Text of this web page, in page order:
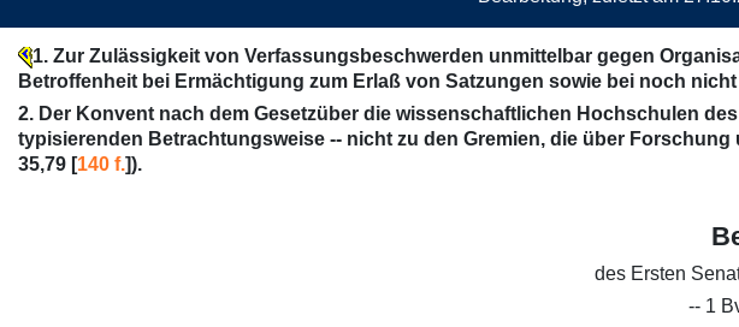
1. Zur Zulässigkeit von Verfassungsbeschwerden unmittelbar gegen
Betroffenheit bei Ermächtigung zum Erlaß von Satzungen sowie bei noch
2. Der Konvent nach dem Gesetzüber die wissenschaftlichen Hochschulen
typisierenden Betrachtungsweise -- nicht zu den Gremien, die über
35,79 [140 f.]).
des Ersten
-- 1